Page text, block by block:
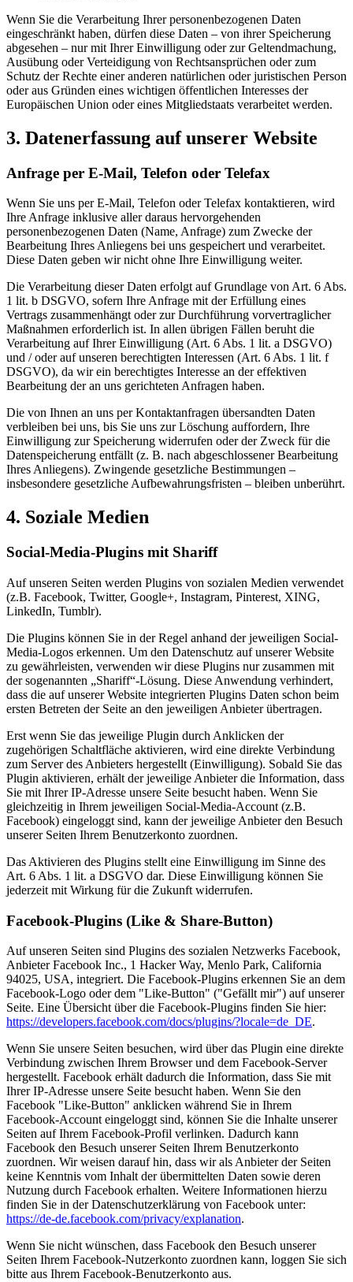
Wenn Sie die Verarbeitung Ihrer personenbezogenen Daten
eingeschränkt haben, dürfen diese Daten – von ihrer Speicherung
abgesehen – nur mit Ihrer Einwilligung oder zur Geltendmachung,
Ausübung oder Verteidigung von Rechtsansprüchen oder zum
Schutz der Rechte einer anderen natürlichen oder juristischen Person
oder aus Gründen eines wichtigen öffentlichen Interesses der
Europäischen Union oder eines Mitgliedstaats verarbeitet werden.
3. Datenerfassung auf unserer Website
Anfrage per E-Mail, Telefon oder Telefax
Wenn Sie uns per E-Mail, Telefon oder Telefax kontaktieren, wird
Ihre Anfrage inklusive aller daraus hervorgehenden
personenbezogenen Daten (Name, Anfrage) zum Zwecke der
Bearbeitung Ihres Anliegens bei uns gespeichert und verarbeitet.
Diese Daten geben wir nicht ohne Ihre Einwilligung weiter.
Die Verarbeitung dieser Daten erfolgt auf Grundlage von Art. 6 Abs.
1 lit. b DSGVO, sofern Ihre Anfrage mit der Erfüllung eines
Vertrags zusammenhängt oder zur Durchführung vorvertraglicher
Maßnahmen erforderlich ist. In allen übrigen Fällen beruht die
Verarbeitung auf Ihrer Einwilligung (Art. 6 Abs. 1 lit. a DSGVO)
und / oder auf unseren berechtigten Interessen (Art. 6 Abs. 1 lit. f
DSGVO), da wir ein berechtigtes Interesse an der effektiven
Bearbeitung der an uns gerichteten Anfragen haben.
Die von Ihnen an uns per Kontaktanfragen übersandten Daten
verbleiben bei uns, bis Sie uns zur Löschung auffordern, Ihre
Einwilligung zur Speicherung widerrufen oder der Zweck für die
Datenspeicherung entfällt (z. B. nach abgeschlossener Bearbeitung
Ihres Anliegens). Zwingende gesetzliche Bestimmungen –
insbesondere gesetzliche Aufbewahrungsfristen – bleiben unberührt.
4. Soziale Medien
Social-Media-Plugins mit Shariff
Auf unseren Seiten werden Plugins von sozialen Medien verwendet
(z.B. Facebook, Twitter, Google+, Instagram, Pinterest, XING,
LinkedIn, Tumblr).
Die Plugins können Sie in der Regel anhand der jeweiligen Social-
Media-Logos erkennen. Um den Datenschutz auf unserer Website
zu gewährleisten, verwenden wir diese Plugins nur zusammen mit
der sogenannten „Shariff“-Lösung. Diese Anwendung verhindert,
dass die auf unserer Website integrierten Plugins Daten schon beim
ersten Betreten der Seite an den jeweiligen Anbieter übertragen.
Erst wenn Sie das jeweilige Plugin durch Anklicken der
zugehörigen Schaltfläche aktivieren, wird eine direkte Verbindung
zum Server des Anbieters hergestellt (Einwilligung). Sobald Sie das
Plugin aktivieren, erhält der jeweilige Anbieter die Information, dass
Sie mit Ihrer IP-Adresse unsere Seite besucht haben. Wenn Sie
gleichzeitig in Ihrem jeweiligen Social-Media-Account (z.B.
Facebook) eingeloggt sind, kann der jeweilige Anbieter den Besuch
unserer Seiten Ihrem Benutzerkonto zuordnen.
Das Aktivieren des Plugins stellt eine Einwilligung im Sinne des
Art. 6 Abs. 1 lit. a DSGVO dar. Diese Einwilligung können Sie
jederzeit mit Wirkung für die Zukunft widerrufen.
Facebook-Plugins (Like & Share-Button)
Auf unseren Seiten sind Plugins des sozialen Netzwerks Facebook,
Anbieter Facebook Inc., 1 Hacker Way, Menlo Park, California
94025, USA, integriert. Die Facebook-Plugins erkennen Sie an dem
Facebook-Logo oder dem "Like-Button" ("Gefällt mir") auf unserer
Seite. Eine Übersicht über die Facebook-Plugins finden Sie hier:
https://developers.facebook.com/docs/plugins/?locale=de_DE.
Wenn Sie unsere Seiten besuchen, wird über das Plugin eine direkte
Verbindung zwischen Ihrem Browser und dem Facebook-Server
hergestellt. Facebook erhält dadurch die Information, dass Sie mit
Ihrer IP-Adresse unsere Seite besucht haben. Wenn Sie den
Facebook "Like-Button" anklicken während Sie in Ihrem
Facebook-Account eingeloggt sind, können Sie die Inhalte unserer
Seiten auf Ihrem Facebook-Profil verlinken. Dadurch kann
Facebook den Besuch unserer Seiten Ihrem Benutzerkonto
zuordnen. Wir weisen darauf hin, dass wir als Anbieter der Seiten
keine Kenntnis vom Inhalt der übermittelten Daten sowie deren
Nutzung durch Facebook erhalten. Weitere Informationen hierzu
finden Sie in der Datenschutzerklärung von Facebook unter:
https://de-de.facebook.com/privacy/explanation.
Wenn Sie nicht wünschen, dass Facebook den Besuch unserer
Seiten Ihrem Facebook-Nutzerkonto zuordnen kann, loggen Sie sich
bitte aus Ihrem Facebook-Benutzerkonto aus.